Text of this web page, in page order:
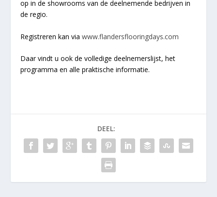
op in de showrooms van de deelnemende bedrijven in
de regio.
Registreren kan viawww.flandersflooringdays.com
Daar vindt u ook de volledige deelnemerslijst, het
programma en alle praktische informatie.
DEEL: